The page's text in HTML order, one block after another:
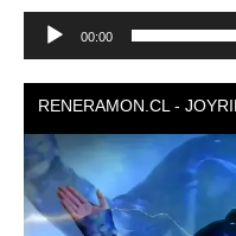
Reproductor
00:00